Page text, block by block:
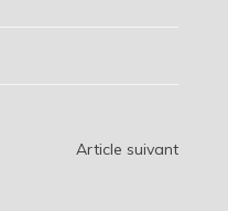
Article suivant